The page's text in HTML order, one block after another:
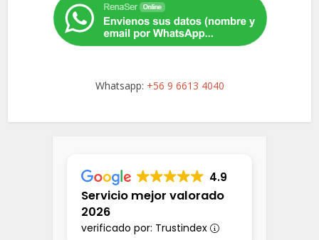
Whatsapp: +56 9 6613 4040
4.9
Servicio mejor valorado
2026
verificado por: Trustindex